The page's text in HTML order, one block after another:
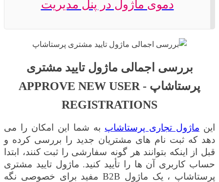
دموی ماژول در پنل مدیریت
بررسی اجمالی ماژول تایید مشتری
پرستاشاپ - APPROVE NEW USER
REGISTRATIONS
این ماژول تجاری پرستاشاپ به شما این امکان را می
دهد که ثبت نام های مشتریان جدید را بررسی کرده و
قبل از اینکه بتوانند هر گونه سفارشی را ثبت کنند، ابتدا
حساب کاربری آن ها را تأیید کنید. ماژول تایید مشتری
پرستاشاپ ، یک ماژول B2B مفید برای خصوصی نگه